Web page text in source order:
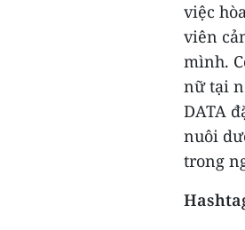
việc
viên
mình.
nữ tại
DATA
nuôi
trong